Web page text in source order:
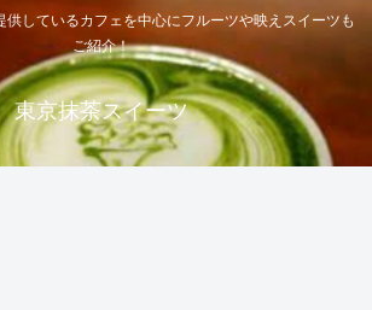
供しているカフェを中心にフルーツや映えスイーツも
ご紹介！
東京抹茶スイーツ